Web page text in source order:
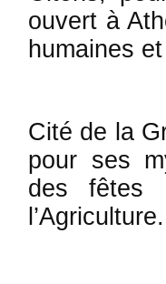
ouvert à
humaines
Cité de la
pour ses
des fêtes
l’Agriculture.